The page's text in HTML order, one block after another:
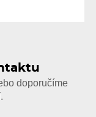
doporučíme